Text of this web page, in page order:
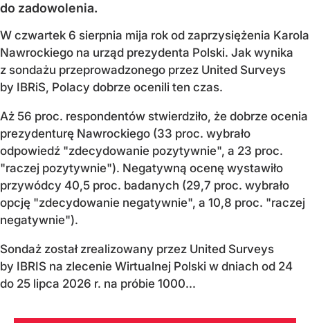
do zadowolenia.
W czwartek 6 sierpnia mija rok od zaprzysiężenia Karola
Nawrockiego na urząd prezydenta Polski. Jak wynika
z sondażu przeprowadzonego przez United Surveys
by IBRiS, Polacy dobrze ocenili ten czas.
Aż 56 proc. respondentów stwierdziło, że dobrze ocenia
prezydenturę Nawrockiego (33 proc. wybrało
odpowiedź "zdecydowanie pozytywnie", a 23 proc.
"raczej pozytywnie"). Negatywną ocenę wystawiło
przywódcy 40,5 proc. badanych (29,7 proc. wybrało
opcję "zdecydowanie negatywnie", a 10,8 proc. "raczej
negatywnie").
Sondaż został zrealizowany przez United Surveys
by IBRIS na zlecenie Wirtualnej Polski w dniach od 24
do 25 lipca 2026 r. na próbie 1000...